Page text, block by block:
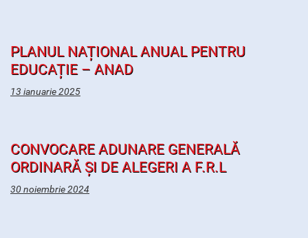
PLANUL NAȚIONAL ANUAL PENTRU
EDUCAȚIE – ANAD
13 ianuarie 2025
CONVOCARE ADUNARE GENERALĂ
ORDINARĂ ȘI DE ALEGERI A F.R.L
30 noiembrie 2024